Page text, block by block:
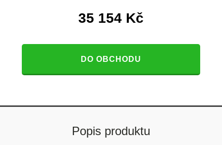
35 154 Kč
DO OBCHODU
Popis produktu